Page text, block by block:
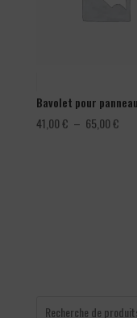
Bavolet pour
41,00€ – 65,00€Plage